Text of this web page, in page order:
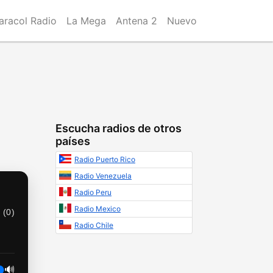
Radio La Mega Antena 2 Nuevo
(0)
🔊
Escucha radios de otros
países
Radio Puerto Rico
Radio Venezuela
Radio Peru
Radio Mexico
Radio Chile